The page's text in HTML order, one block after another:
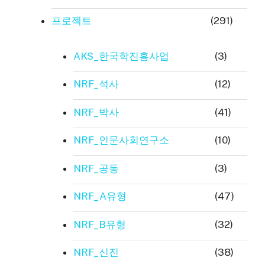
프로젝트 (291)
AKS_한국학진흥사업 (3)
NRF_석사 (12)
NRF_박사 (41)
NRF_인문사회연구소 (10)
NRF_공동 (3)
NRF_A유형 (47)
NRF_B유형 (32)
NRF_신진 (38)